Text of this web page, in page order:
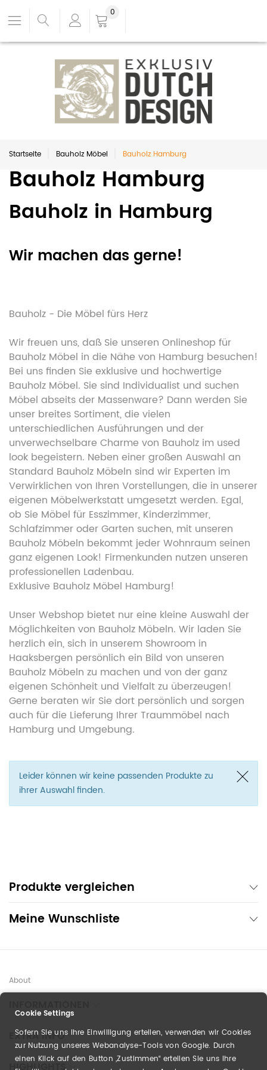
0
Startseite Bauholz Möbel Bauholz Hamburg
Bauholz Hamburg
Bauholz in Hamburg
Wir machen das gerne!
Bauholz - Die Möbel fürs Herz
Wir freuen uns, daß Sie unseren Onlineshop für
Bauholz Möbel in die Nähe von Hamburg besuchen!
Bei uns finden Sie exklusive und hochwertige
Bauholz Möbel. Sie sind Individualist und suchen
Möbel abseits der Massenware? Dann werden Sie
unser breites Sortiment, die vielen
unterschiedlichen Ausführungen und der
unverwechselbare Charme von Bauholz im used
look begeistern. Neben einer großen Auswahl an
Standard Bauholz Möbeln sind wir Experten im
Verwirklichen von Ihren Vorstellungen, die in unserer
eigenen Möbelwerkstatt umgesetzt werden. Egal,
ob Sie Möbel für Esszimmer, Kinderzimmer,
Schlafzimmer oder Garten suchen, mit unseren
Bauholz Möbeln bekommt jeder Wohnraum seinen
ganz eigenen Look! Firmenkunden nutzen unseren
professionellen Ladenbau.
Exklusive Bauholz Möbel Hamburg!
Unser Webshop bietet nur eine kleine Auswahl der
Möglichkeiten von Bauholz Möbeln. Wir laden Sie
herzlich ein, sich in unserem Showroom in
Haaksbergen persönlich ein Bild von unseren
Bauholz Möbeln zu machen und von der ganz
eigenen Schönheit und Vielfalt zu überzeugen!
Gerne beraten wir Sie dort persönlich und sorgen
auch für die Lieferung Ihrer Traummöbel nach
Hamburg und Umgebung.
Leider können wir keine passenden Produkte zu
ihrer Auswahl finden.
Produkte vergleichen
Meine Wunschliste
About
EXTRA INFO
HIGHLIGHTS
Cookie Settings
Sofern Sie uns Ihre Einwilligung erteilen, verwenden wir Cookies
zur Nutzung unseres Webanalyse-Tools von Google. Durch
einen Klick auf den Button „Zustimmen“ erteilen Sie uns Ihre